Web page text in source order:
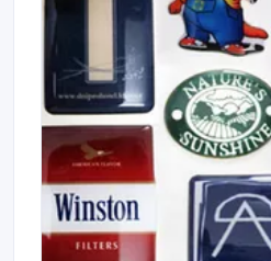
спорить наверняка не станете.